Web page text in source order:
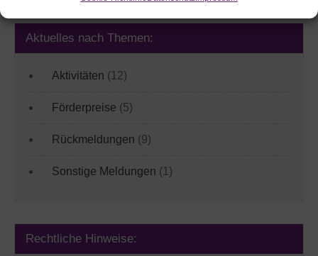
Aktuelles nach Themen:
Aktivitäten (12)
Förderpreise (5)
Rückmeldungen (9)
Sonstige Meldungen (1)
Rechtliche Hinweise: